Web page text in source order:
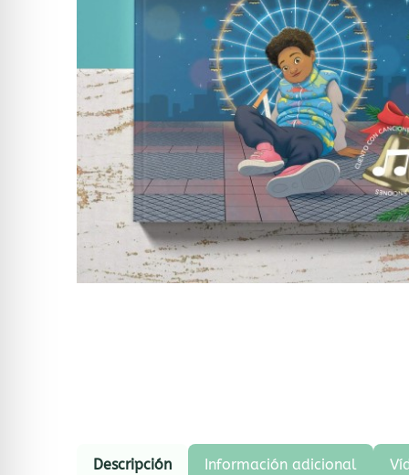
Descripción Información adicional